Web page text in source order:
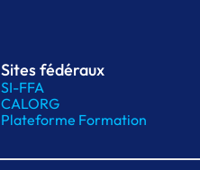
Sites fédéraux
SI-FFA
CALORG
Plateforme Formation